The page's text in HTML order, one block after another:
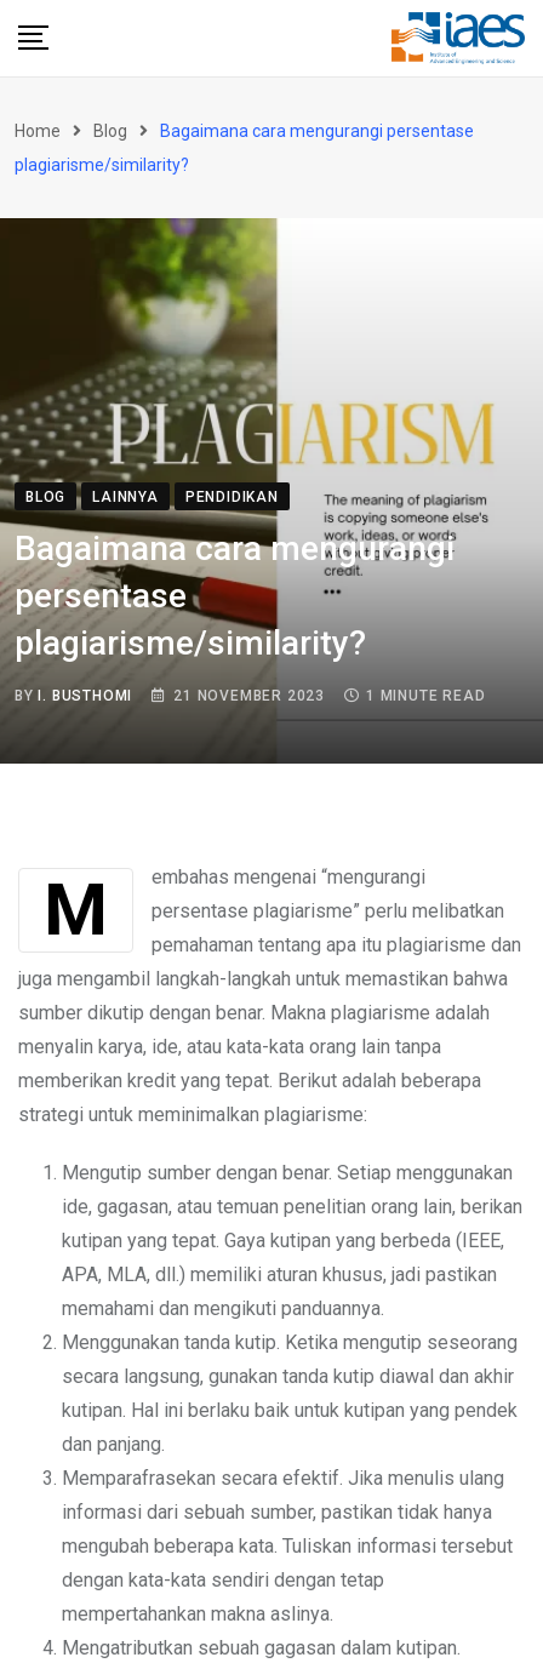
Home Blog
Bagaimana cara mengurangi persentase
plagiarisme/similarity?
BLOG LAINNYA PENDIDIKAN
Bagaimana cara mengurangi
persentase
plagiarisme/similarity?
BYI. BUSTHOMI 21 NOVEMBER 2023 1 MINUTE READ
Membahas mengenai “mengurangi
persentase plagiarisme” perlu melibatkan
pemahaman tentang apa itu plagiarisme dan
juga mengambil langkah-langkah untuk memastikan bahwa
sumber dikutip dengan benar. Makna plagiarisme adalah
menyalin karya, ide, atau kata-kata orang lain tanpa
memberikan kredit yang tepat. Berikut adalah beberapa
strategi untuk meminimalkan plagiarisme:
Mengutip sumber dengan benar. Setiap menggunakan
ide, gagasan, atau temuan penelitian orang lain, berikan
kutipan yang tepat. Gaya kutipan yang berbeda (IEEE,
APA, MLA, dll.) memiliki aturan khusus, jadi pastikan
memahami dan mengikuti panduannya.
Menggunakan tanda kutip. Ketika mengutip seseorang
secara langsung, gunakan tanda kutip diawal dan akhir
kutipan. Hal ini berlaku baik untuk kutipan yang pendek
dan panjang.
Memparafrasekan secara efektif. Jika menulis ulang
informasi dari sebuah sumber, pastikan tidak hanya
mengubah beberapa kata. Tuliskan informasi tersebut
dengan kata-kata sendiri dengan tetap
mempertahankan makna aslinya.
Mengatributkan sebuah gagasan dalam kutipan.